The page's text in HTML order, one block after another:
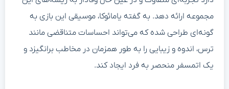
مجموعه ارائه دهد. به گفته یامائوکا، موسیقی این بازی به
گونه‌ای طراحی شده که می‌تواند احساسات متناقضی مانند
ترس، اندوه و زیبایی را به طور همزمان در مخاطب برانگیزد و
یک اتمسفر منحصر به فرد ایجاد کند.